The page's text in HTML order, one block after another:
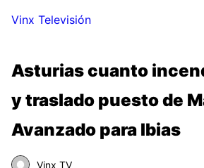
Vinx Televisión
Asturias cuanto
y traslado puesto de
Avanzado para Ibias
Vinx TV